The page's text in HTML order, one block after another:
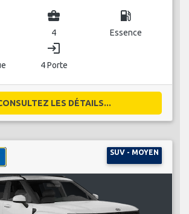
business_center
4
local_gas_station
Essence
login
4 Porte
LES DÉTAILS...
SUV - MOYEN